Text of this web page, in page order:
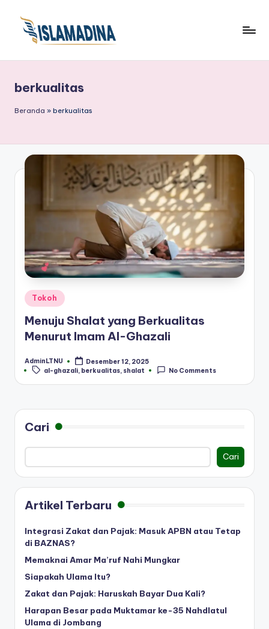
berkualitas
Beranda » berkualitas
Posted
in
Tokoh
Menuju Shalat yang Berkualitas
Menurut Imam Al-Ghazali
Posted
by
AdminLTNU Desember 12, 2025
Tags:
al-ghazali, berkualitas, shalat No Comments
Cari
Cari
Artikel Terbaru
Integrasi Zakat dan Pajak: Masuk APBN atau Tetap
di BAZNAS?
Memaknai Amar Ma’ruf Nahi Mungkar
Siapakah Ulama Itu?
Zakat dan Pajak: Haruskah Bayar Dua Kali?
Harapan Besar pada Muktamar ke-35 Nahdlatul
Ulama di Jombang